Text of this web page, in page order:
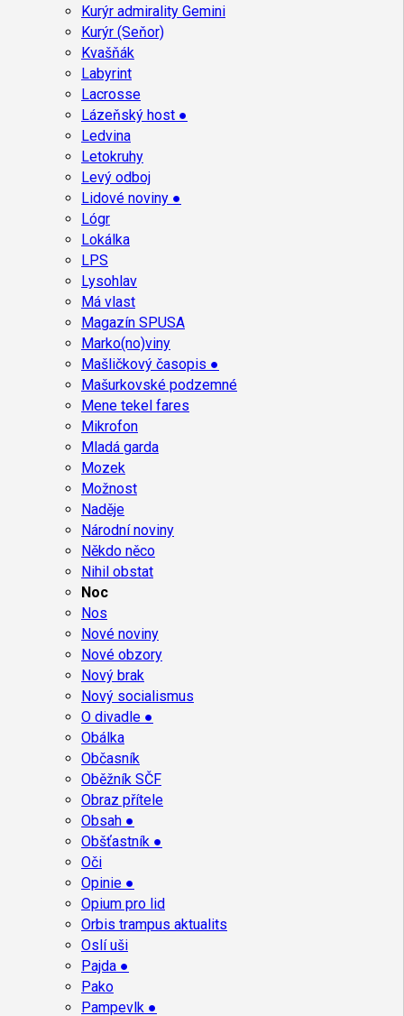
Kurýr admirality Gemini
Kurýr (Seňor)
Kvašňák
Labyrint
Lacrosse
Lázeňský host ●
Ledvina
Letokruhy
Levý odboj
Lidové noviny ●
Lógr
Lokálka
LPS
Lysohlav
Má vlast
Magazín SPUSA
Marko(no)viny
Mašličkový časopis ●
Mašurkovské podzemné
Mene tekel fares
Mikrofon
Mladá garda
Mozek
Možnost
Naděje
Národní noviny
Někdo něco
Nihil obstat
Noc
Nos
Nové noviny
Nové obzory
Nový brak
Nový socialismus
O divadle ●
Obálka
Občasník
Oběžník SČF
Obraz přítele
Obsah ●
Obšťastník ●
Oči
Opinie ●
Opium pro lid
Orbis trampus aktualits
Oslí uši
Pajda ●
Pako
Pampevlk ●